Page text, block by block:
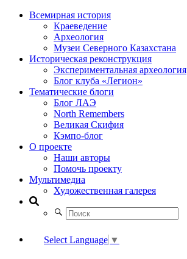
Всемирная история
Краеведение
Археология
Музеи Северного Казахстана
Историческая реконструкция
Экспериментальная археология
Блог клуба «Легион»
Тематические блоги
Блог ЛАЭ
North Remembers
Великая Скифия
Кэмпо-блог
О проекте
Наши авторы
Помочь проекту
Мультимедиа
Художественная галерея
Select Language ▼